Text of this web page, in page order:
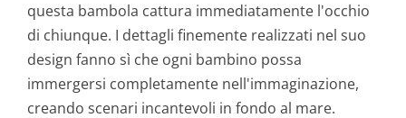
questa bambola cattura immediatamente l'occhio
di chiunque. I dettagli finemente realizzati nel suo
design fanno sì che ogni bambino possa
immergersi completamente nell'immaginazione,
creando scenari incantevoli in fondo al mare.